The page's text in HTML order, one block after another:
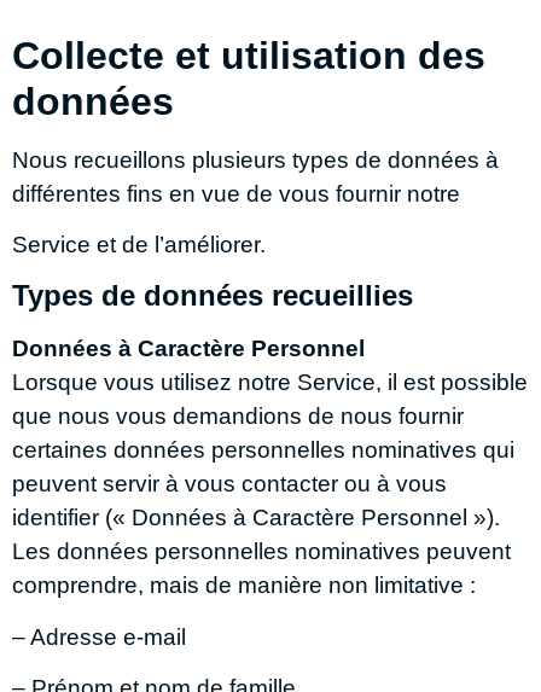
Collecte et utilisation des
données
Nous recueillons plusieurs types de données à
différentes fins en vue de vous fournir notre
Service et de l’améliorer.
Types de données recueillies
Données à Caractère Personnel
Lorsque vous utilisez notre Service, il est possible
que nous vous demandions de nous fournir
certaines données personnelles nominatives qui
peuvent servir à vous contacter ou à vous
identifier (« Données à Caractère Personnel »).
Les données personnelles nominatives peuvent
comprendre, mais de manière non limitative :
– Adresse e-mail